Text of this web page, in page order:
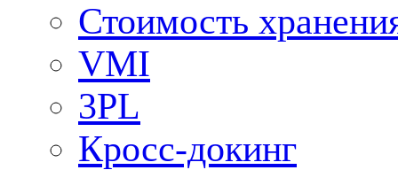
Стоимость
VMI
3PL
Кросс-докинг